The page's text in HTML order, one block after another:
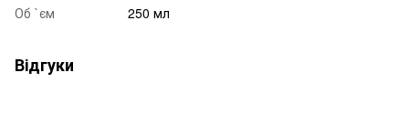
Об `єм 250 мл
Відгуки